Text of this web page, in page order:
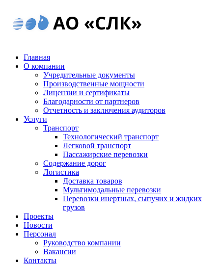
Главная
О компании
Учредительные документы
Производственные мощности
Лицензии и сертификаты
Благодарности от партнеров
Отчетность и заключения аудиторов
Услуги
Транспорт
Технологический транспорт
Легковой транспорт
Пассажирские перевозки
Содержание дорог
Логистика
Доставка товаров
Мультимодальные перевозки
Перевозки инертных, сыпучих и жидких
грузов
Проекты
Новости
Персонал
Руководство компании
Вакансии
Контакты